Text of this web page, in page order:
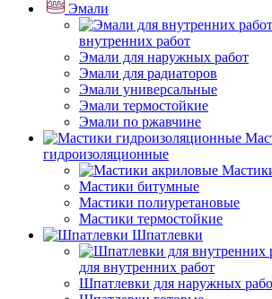
Эмали
внутренних работ
Эмали для наружных работ
Эмали для радиаторов
Эмали универсальные
Эмали термостойкие
Эмали по ржавчине
гидроизоляционные
Мастики битумные
Мастики полиуретановые
Мастики термостойкие
Шпатлевки
для внутренних работ
Шпатлевки для наружных